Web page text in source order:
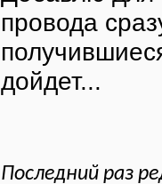
провода
дойдет...
Последний раз